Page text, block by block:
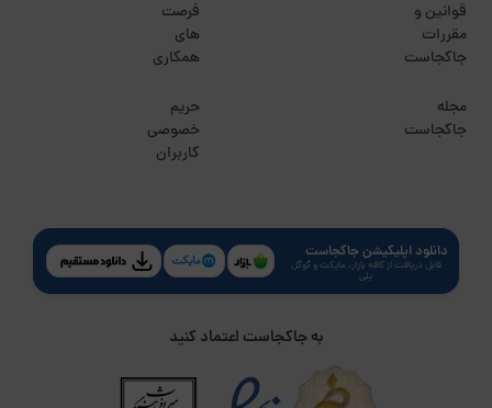
قوانین و
مقررات
جاکجاست
مجله
جاکجاست
فرصت
های
همکاری
حریم
خصوصی
کاربران
دانلود اپلیکیشن جاکجاست
قابل دریافت از کافه بازار، مایکت و گوگل
پلی
به جاکجاست اعتماد کنید